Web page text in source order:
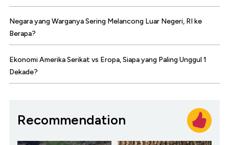
Negara yang Warganya Sering Melancong Luar Negeri, RI ke
Berapa?
Ekonomi Amerika Serikat vs Eropa, Siapa yang Paling Unggul 1
Dekade?
Recommendation